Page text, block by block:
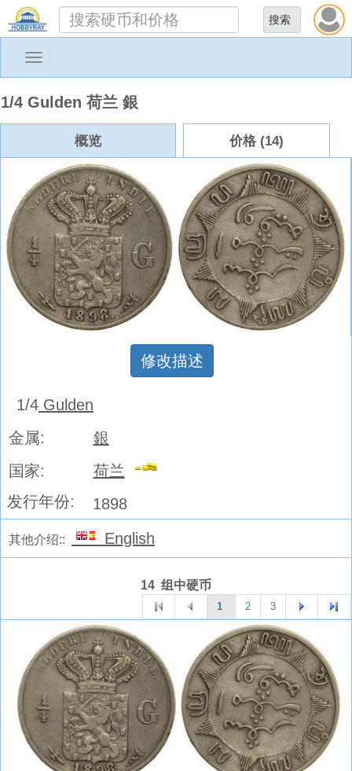
Toggle
1/4 Gulden 荷兰 銀
概览 价格 (14)
修改描述
1/4 Gulden
金属:
銀
国家:
荷兰
发行年份:
1898
其他介绍:: English
14 组中硬币
1 2 3